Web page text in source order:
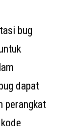
bug
dapat
perangkat